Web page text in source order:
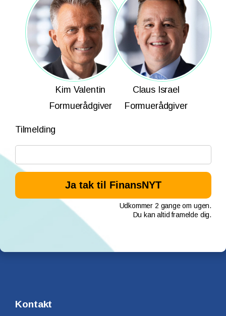
Kim Valentin
Formuerådgiver
Claus Israel
Formuerådgiver
Tilmelding
Udkommer 2 gange om ugen.
Du kan altid framelde dig.
Kontakt